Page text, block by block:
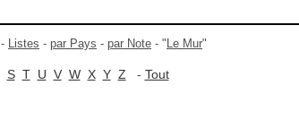
- Listes - par Pays - par Note - " Le Mur"
S T U V W X Y Z - Tout